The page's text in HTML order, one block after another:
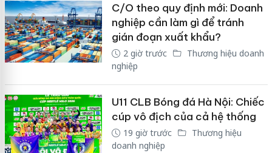
C/O theo quy định mới: Doanh
nghiệp cần làm gì để tránh
gián đoạn xuất khẩu?
2 giờ trước
Thương hiệu doanh
nghiệp
U11 CLB Bóng đá Hà Nội: Chiếc
cúp vô địch của cả hệ thống
19 giờ trước
Thương hiệu
doanh nghiệp